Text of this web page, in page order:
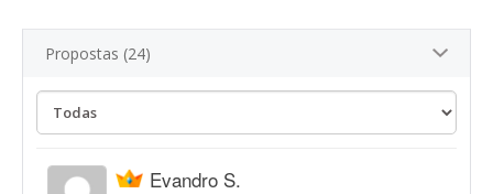
Propostas (24)
Evandro S.